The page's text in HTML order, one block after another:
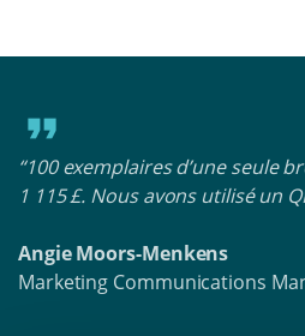
“100 exemplaires d’une seule
1 115 £. Nous avons utilisé un
Angie Moors-Menkens
Marketing Communications